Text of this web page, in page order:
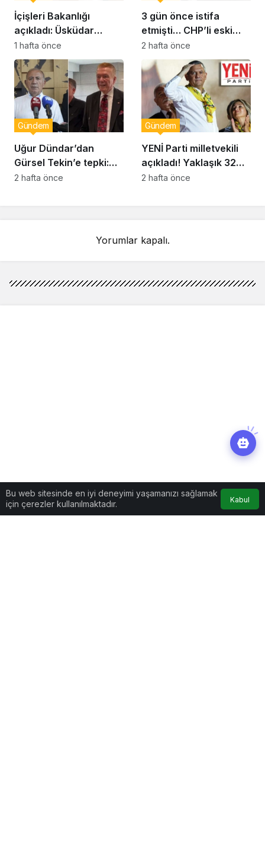
İçişleri Bakanlığı
açıkladı: Üsküdar
Belediye Başkanı
Sinem Dedetaş
görevden uzaklaştırıldı
1 hafta önce
3 gün önce istifa
etmişti… CHP’li eski
vekil Orhan Ziya Diren
hayatını kaybetti!
2 hafta önce
Uğur Dündar’dan
Gürsel Tekin’e tepki:
Hakkında suç
Gündem
2 hafta önce
YENİ Parti milletvekili
açıkladı! Yaklaşık 32
bin yurttaş bağış yaptı:
Gündem
2 hafta önce
Yorumlar kapalı.
Bu web sitesinde en iyi deneyimi yaşamanızı sağlamak
için çerezler kullanılmaktadır.
Kabul